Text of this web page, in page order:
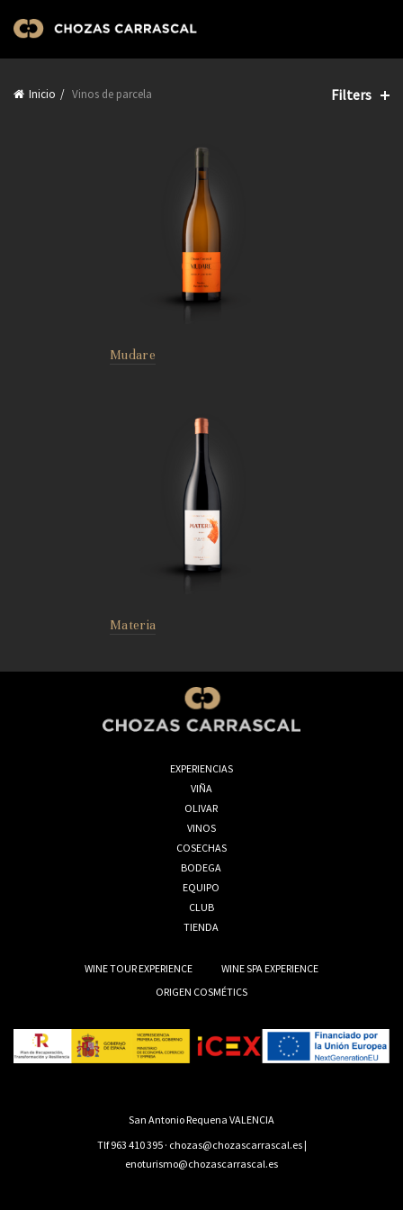
Inicio Vinos de parcela Filters
Mudare
Materia
EXPERIENCIAS
VIÑA
OLIVAR
VINOS
COSECHAS
BODEGA
EQUIPO
CLUB
TIENDA
WINE TOUR EXPERIENCE
WINE SPA EXPERIENCE
ORIGEN COSMÉTICS
San Antonio Requena VALENCIA
Tlf 963 410 395· chozas@chozascarrascal.es|
enoturismo@chozascarrascal.es